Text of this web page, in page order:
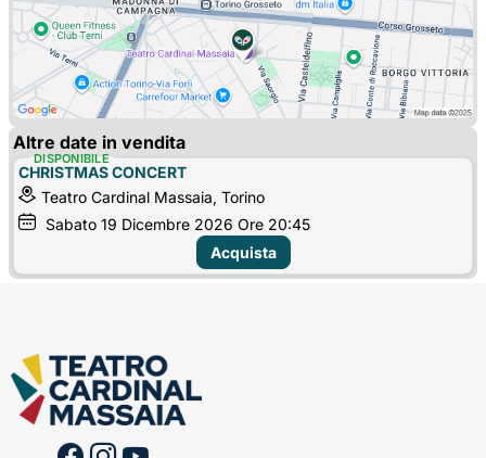
Altre date in vendita
CHRISTMAS CONCERT
Teatro Cardinal Massaia, Torino
Sabato 19 Dicembre 2026 Ore 20:45
DISPONIBILE
Acquista